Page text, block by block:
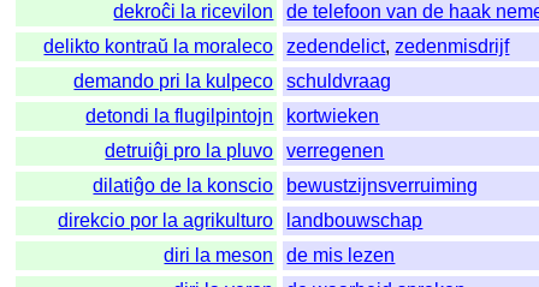
dekroĉi la ricevilon
de telefoon van de haak
delikto kontraŭ la moraleco
zedendelict,zedenmisdrijf
demando pri la kulpeco
schuldvraag
detondi la flugilpintojn
kortwieken
detruiĝi pro la pluvo
verregenen
dilatiĝo de la konscio
bewustzijnsverruiming
direkcio por la agrikulturo
landbouwschap
diri la meson
de mis lezen